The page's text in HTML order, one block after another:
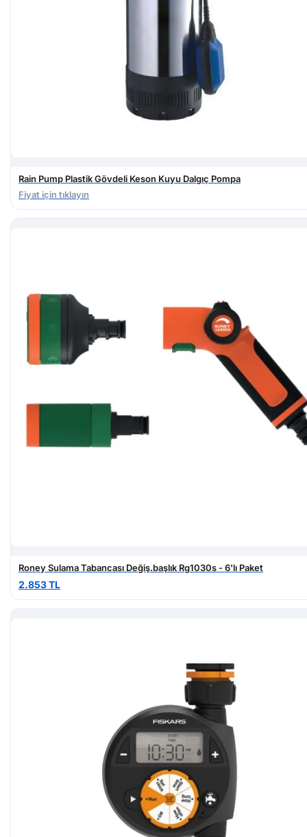
Rain Pump Plastik Gövdeli Keson Kuyu Dalgıç Pompa
Fiyat için tıklayın
Roney Sulama Tabancası Değiş.başlık Rg1030s - 6'lı Paket
2.853 TL